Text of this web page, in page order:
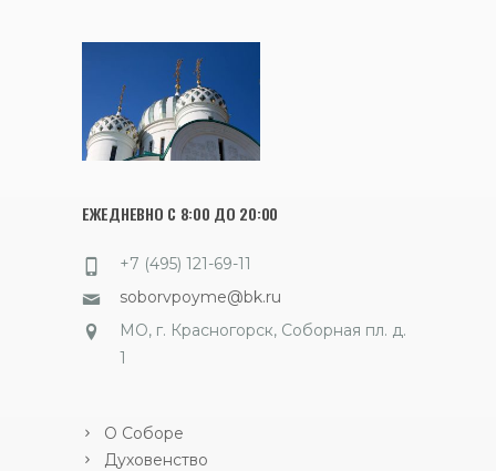
ЕЖЕДНЕВНО С 8:00 ДО 20:00
+7 (495) 121-69-11
soborvpoyme@bk.ru
МО, г. Красногорск, Соборная пл. д.
1
О Соборе
Духовенство